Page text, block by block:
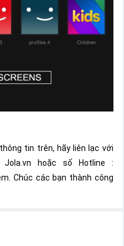
tin trên, hãy liên lạc với
hoặc số Hotline :
Chúc các bạn thành công